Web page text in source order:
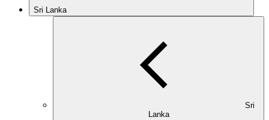
Sri Lanka
Lanka